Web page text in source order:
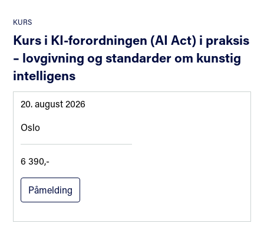
KURS
Kurs i KI-forordningen (AI Act) i praksis
– lovgivning og standarder om kunstig
intelligens
20. august 2026
Oslo
6 390,-
Påmelding